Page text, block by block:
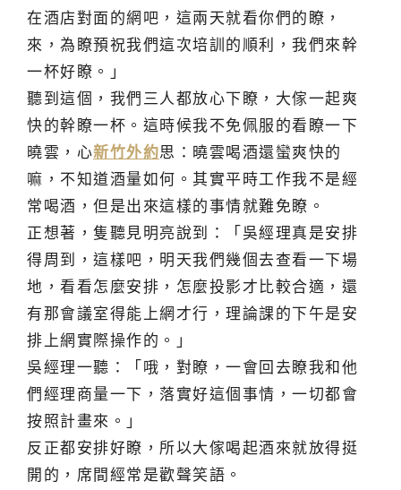
在酒店對面的網吧，這兩天就看你們的瞭，
來，為瞭預祝我們這次培訓的順利，我們來幹
一杯好瞭。」
聽到這個，我們三人都放心下瞭，大傢一起爽
快的幹瞭一杯。這時候我不免佩服的看瞭一下
曉雲，心新竹外約思：曉雲喝酒還蠻爽快的
嘛，不知道酒量如何。其實平時工作我不是經
常喝酒，但是出來這樣的事情就難免瞭。
正想著，隻聽見明亮說到：「吳經理真是安排
得周到，這樣吧，明天我們幾個去查看一下場
地，看看怎麼安排，怎麼投影才比較合適，還
有那會議室得能上網才行，理論課的下午是安
排上網實際操作的。」
吳經理一聽：「哦，對瞭，一會回去瞭我和他
們經理商量一下，落實好這個事情，一切都會
按照計畫來。」
反正都安排好瞭，所以大傢喝起酒來就放得挺
開的，席間經常是歡聲笑語。